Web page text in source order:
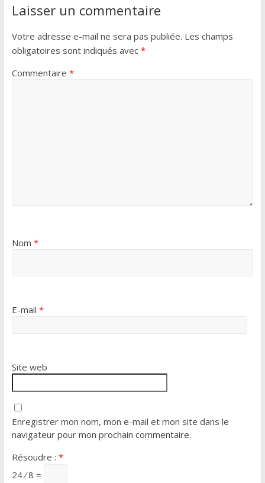
Laisser un commentaire
Votre adresse e-mail ne sera pas publiée. Les champs
obligatoires sont indiqués avec *
Commentaire *
Nom *
E-mail *
Site web
Enregistrer mon nom, mon e-mail et mon site dans le
navigateur pour mon prochain commentaire.
Résoudre : *
24 ⁄ 8 =